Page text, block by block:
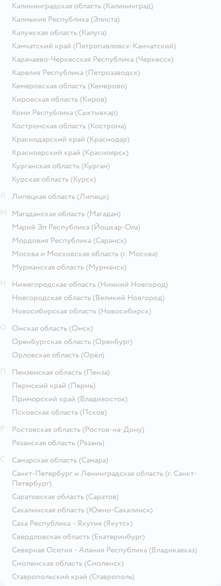
Калининградская область (Калининград)
Калмыкия Республика (Элиста)
Калужская область (Калуга)
Камчатский край (Петропавловск-Камчатский)
Карачаево-Черкесская Республика (Черкесск)
Карелия Республика (Петрозаводск)
Кемеровская область (Кемерово)
Кировская область (Киров)
Коми Республика (Сыктывкар)
Костромская область (Кострома)
Краснодарский край (Краснодар)
Красноярский край (Красноярск)
Курганская область (Курган)
Курская область (Курск)
Липецкая область (Липецк)
Магаданская область (Магадан)
Марий Эл Республика (Йошкар-Ола)
Мордовия Республика (Саранск)
Москва и Московская область (г. Москва)
Мурманская область (Мурманск)
Нижегородская область (Нижний Новгород)
Новгородская область (Великий Новгород)
Новосибирская область (Новосибирск)
Омская область (Омск)
Оренбургская область (Оренбург)
Орловская область (Орёл)
Пензенская область (Пенза)
Пермский край (Пермь)
Приморский край (Владивосток)
Псковская область (Псков)
Ростовская область (Ростов-на-Дону)
Рязанская область (Рязань)
Самарская область (Самара)
Санкт-Петербург и Ленинградская область (г. Санкт-
Петербург)
Саратовская область (Саратов)
Сахалинская область (Южно-Сахалинск)
Саха Республика - Якутия (Якутск)
Свердловская область (Екатеринбург)
Северная Осетия - Алания Республика (Владикавказ)
Смоленская область (Смоленск)
Ставропольский край (Ставрополь)